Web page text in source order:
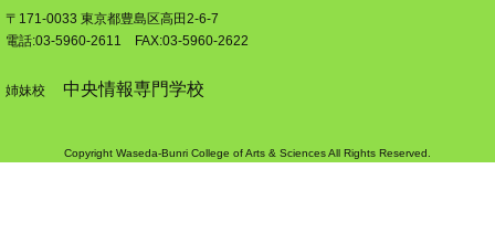
〒171-0033 東京都豊島区高田2-6-7
電話:03-5960-2611 FAX:03-5960-2622
姉妹校 中央情報専門学校
Copyright Waseda-Bunri College of Arts & Sciences All Rights Reserved.